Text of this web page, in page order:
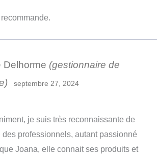
Delhorme (gestionnaire de
septembre 27, 2024
je suis très reconnaissante de
des professionnels, autant passionné
Joana, elle connait ses produits et